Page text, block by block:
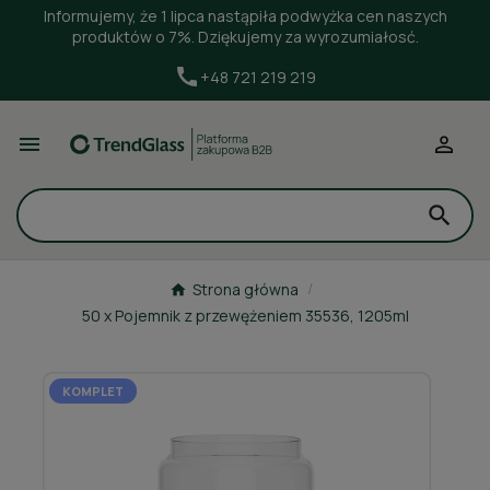
Informujemy, że 1 lipca nastąpiła podwyżka cen naszych
produktów o 7%. Dziękujemy za wyrozumiałosć.
+48 721 219 219


Strona główna
50 x Pojemnik z przewężeniem 35536, 1205ml
KOMPLET